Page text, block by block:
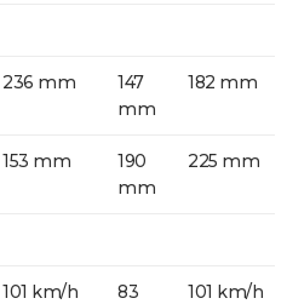
236 mm
147
mm
182 mm
153 mm
190
mm
225 mm
101 km/h
83
101 km/h